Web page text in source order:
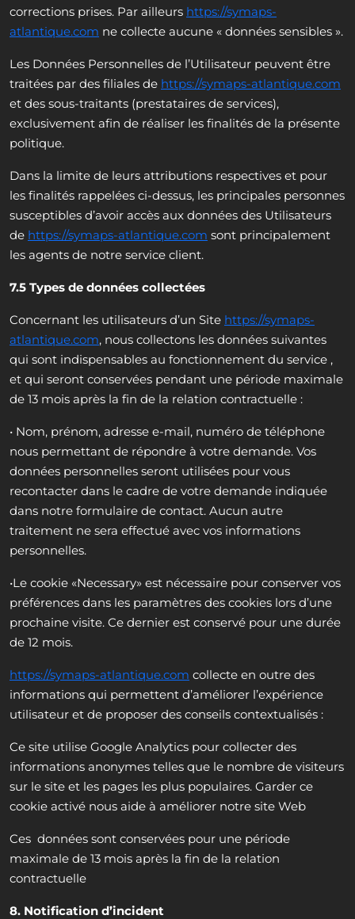
corrections prises. Par ailleurs https://symaps-
atlantique.com ne collecte aucune « données sensibles ».
Les Données Personnelles de l’Utilisateur peuvent être
traitées par des filiales de https://symaps-atlantique.com
et des sous-traitants (prestataires de services),
exclusivement afin de réaliser les finalités de la présente
politique.
Dans la limite de leurs attributions respectives et pour
les finalités rappelées ci-dessus, les principales personnes
susceptibles d’avoir accès aux données des Utilisateurs
de https://symaps-atlantique.com sont principalement
les agents de notre service client.
7.5 Types de données collectées
Concernant les utilisateurs d’un Site https://symaps-
atlantique.com, nous collectons les données suivantes
qui sont indispensables au fonctionnement du service ,
et qui seront conservées pendant une période maximale
de 13 mois après la fin de la relation contractuelle :
• Nom, prénom, adresse e-mail, numéro de téléphone
nous permettant de répondre à votre demande. Vos
données personnelles seront utilisées pour vous
recontacter dans le cadre de votre demande indiquée
dans notre formulaire de contact. Aucun autre
traitement ne sera effectué avec vos informations
personnelles.
•Le cookie «Necessary» est nécessaire pour conserver vos
préférences dans les paramètres des cookies lors d’une
prochaine visite. Ce dernier est conservé pour une durée
de 12 mois.
https://symaps-atlantique.com collecte en outre des
informations qui permettent d’améliorer l’expérience
utilisateur et de proposer des conseils contextualisés :
Ce site utilise Google Analytics pour collecter des
informations anonymes telles que le nombre de visiteurs
sur le site et les pages les plus populaires. Garder ce
cookie activé nous aide à améliorer notre site Web
Ces données sont conservées pour une période
maximale de 13 mois après la fin de la relation
contractuelle
8. Notification d’incident